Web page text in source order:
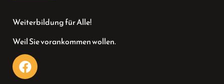
Weiterbildung für Alle!
Weil Sie vorankommen wollen.